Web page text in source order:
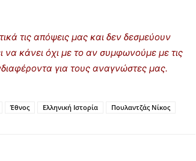
τις απόψεις μας και δεν δεσμεύουν
να κάνει όχι με το αν συμφωνούμε με τις
για τους αναγνώστες μας.
Έθνος Ελληνική Ιστορία Πουλαντζάς Νίκος